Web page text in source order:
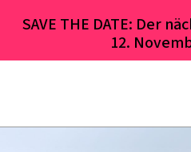
SAVE THE DATE: Der
12.